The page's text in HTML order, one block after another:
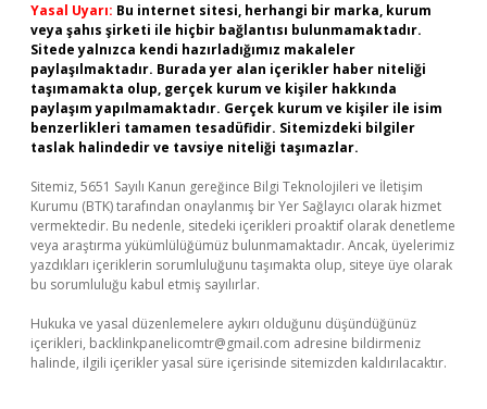
Yasal Uyarı: Bu internet sitesi, herhangi bir marka, kurum
veya şahıs şirketi ile hiçbir bağlantısı bulunmamaktadır.
Sitede yalnızca kendi hazırladığımız makaleler
paylaşılmaktadır. Burada yer alan içerikler haber niteliği
taşımamakta olup, gerçek kurum ve kişiler hakkında
paylaşım yapılmamaktadır. Gerçek kurum ve kişiler ile isim
benzerlikleri tamamen tesadüfidir. Sitemizdeki bilgiler
taslak halindedir ve tavsiye niteliği taşımazlar.
Sitemiz, 5651 Sayılı Kanun gereğince Bilgi Teknolojileri ve İletişim
Kurumu (BTK) tarafından onaylanmış bir Yer Sağlayıcı olarak hizmet
vermektedir. Bu nedenle, sitedeki içerikleri proaktif olarak denetleme
veya araştırma yükümlülüğümüz bulunmamaktadır. Ancak, üyelerimiz
yazdıkları içeriklerin sorumluluğunu taşımakta olup, siteye üye olarak
bu sorumluluğu kabul etmiş sayılırlar.
Hukuka ve yasal düzenlemelere aykırı olduğunu düşündüğünüz
içerikleri, backlinkpanelicomtr@gmail.com adresine bildirmeniz
halinde, ilgili içerikler yasal süre içerisinde sitemizden kaldırılacaktır.